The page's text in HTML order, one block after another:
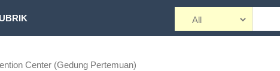
Center (Gedung Pertemuan)